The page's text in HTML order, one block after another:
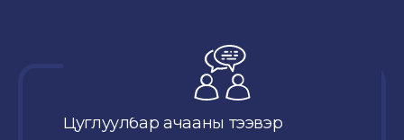
Цуглуулбар ачааны тээвэр